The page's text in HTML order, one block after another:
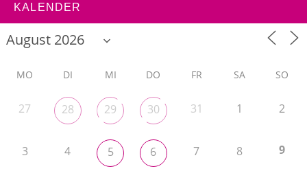
KALENDER
MO DI MI DO FR SA SO
27 28 29 30 31 1 2
3 4 5 6 7 8 9